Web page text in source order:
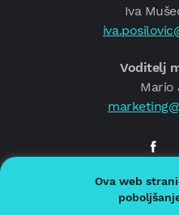
Iva
Voditelj
Mario
© 2026.
Politika
Ova web